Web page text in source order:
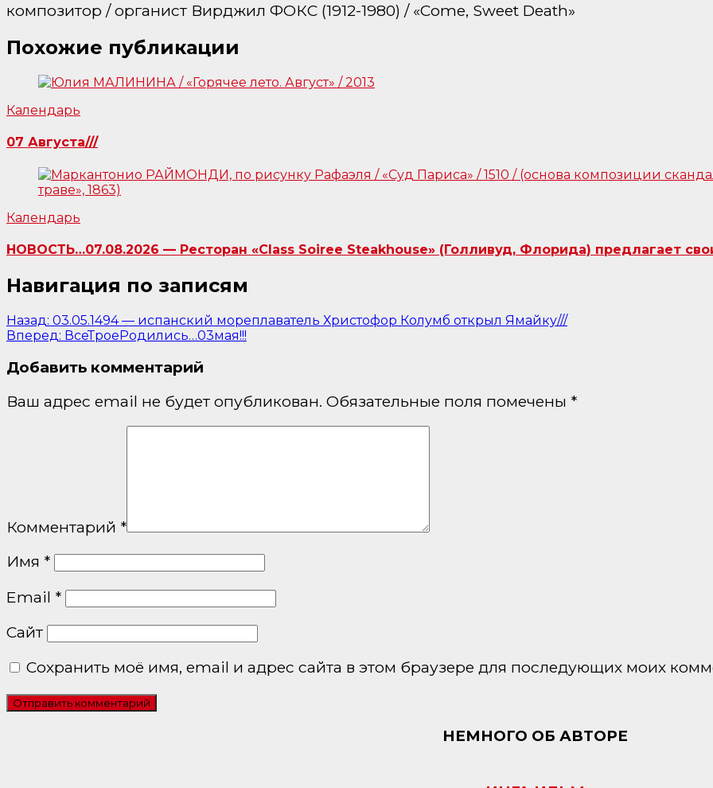
композитор / органист Вирджил ФОКС (1912-1980) / «Come, Sweet Death»
Похожие публикации
Календарь
07 Августа///
Календарь
НОВОСТЬ…07.08.2026 — Ресторан «Class Soiree Steakhouse» (Голливуд, Флорида) предлагает
Навигация по записям
Назад: 03.05.1494 — испанский мореплаватель Христофор Колумб открыл Ямайку///
Вперед: ВсеТроеРодились…03мая!!!
Добавить комментарий
Ваш адрес email не будет опубликован. Обязательные поля помечены *
Комментарий *
Имя *
Email *
Сайт
Сохранить моё имя, email и адрес сайта в этом браузере для последующих моих
НЕМНОГО ОБ АВТОРЕ